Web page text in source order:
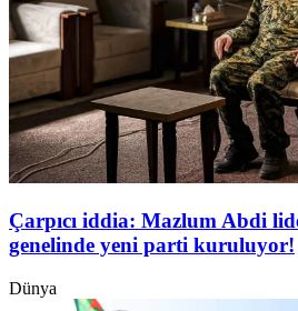
Çarpıcı iddia: Mazlum Abdi
genelinde yeni parti kuruluyor!
Dünya